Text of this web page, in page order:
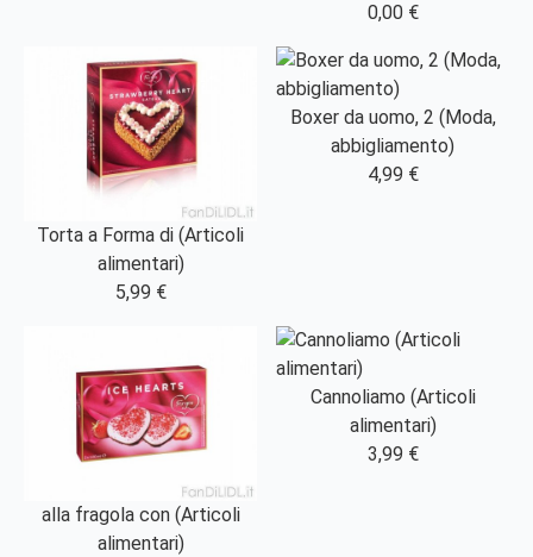
0,00 €
Torta a Forma di (Articoli
alimentari)
5,99 €
Boxer da uomo, 2 (Moda,
abbigliamento)
4,99 €
alla fragola con (Articoli
alimentari)
Cannoliamo (Articoli
alimentari)
3,99 €